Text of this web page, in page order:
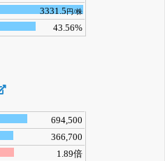
3331.5円/株
43.56%
694,500
366,700
1.89倍